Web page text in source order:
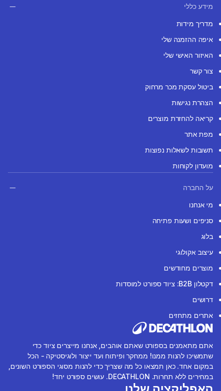
מידע כללי
מדריך מידות
איפה ההזמנה שלי
האיזור האישי שלי
צור קשר
ביטול עסקת מכר מרחוק
הצהרת נגישות
קריאה להחזרת מוצרים
מפת אתר
תשובות לשאלות נפוצות
מועדון לקוחות
על החברה
מי אנחנו
סניפים ושעות פתיחה
בלוג
עיצוב אקולוגי
מוצרים מחודשים
דקטלון B2B: ציוד ספורט למוסדות
דרושים
אתרים מתחזים
אתם מתאמנים בספורט שאתם אוהבים, אנחנו מייצרים ציוד כדי
שתמשיכו להנות ממנו! ממחקר ופיתוח ועד ייצור ולוגיסטיקה - הכל
במקום אחד. כאן תמצאו כל מה שצריך כדי להנות מסוגי הספורט השונים,
במחירים ללא תחרות. DECATHLON. עושים ספורט יחד!